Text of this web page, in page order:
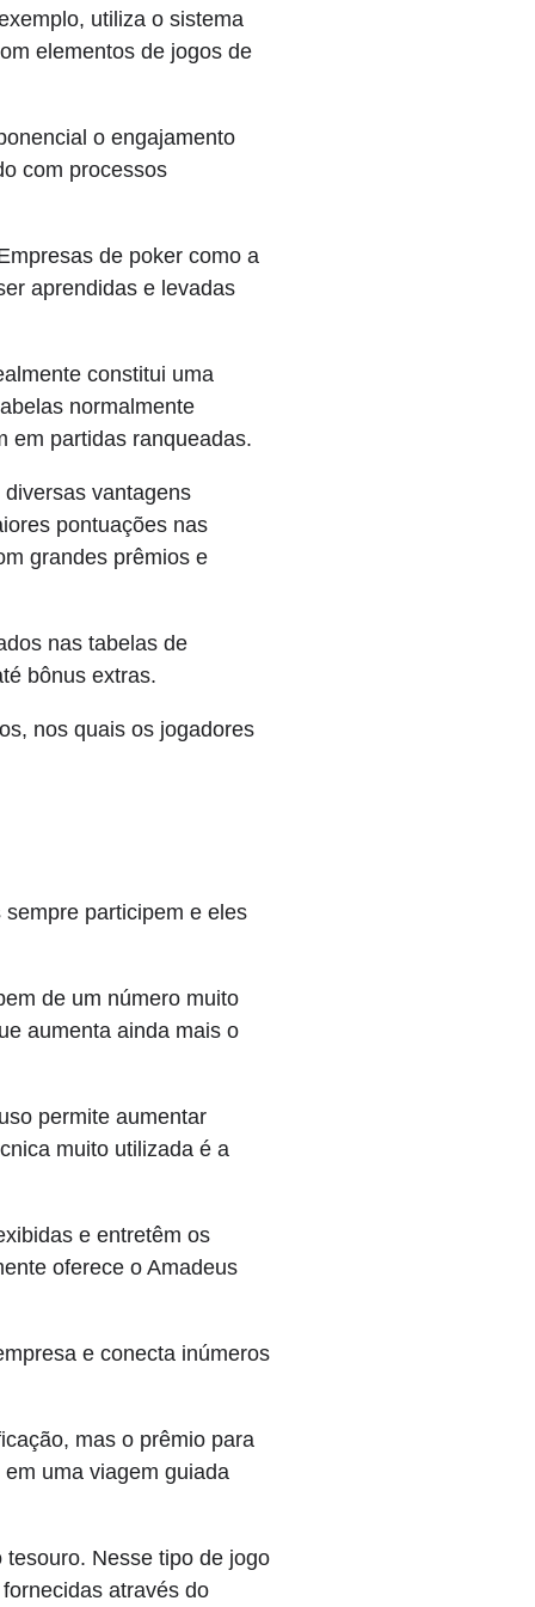
utiliza o sistema
elementos de jogos de
o engajamento
com processos
de poker como a
aprendidas e levadas
constitui uma
normalmente
em partidas ranqueadas.
vantagens
pontuações nas
grandes prêmios e
nas tabelas de
bônus extras.
nos quais os jogadores
participem e eles
de um número muito
aumenta ainda mais o
permite aumentar
muito utilizada é a
e entretêm os
oferece o Amadeus
e conecta inúmeros
mas o prêmio para
uma viagem guiada
Nesse tipo de jogo
através do